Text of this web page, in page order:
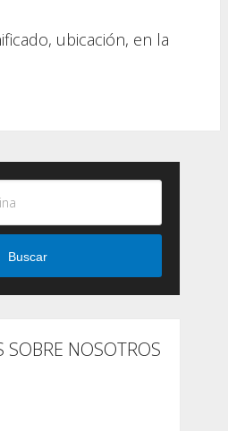
ubicación, en la
Buscar
SOBRE NOSOTROS